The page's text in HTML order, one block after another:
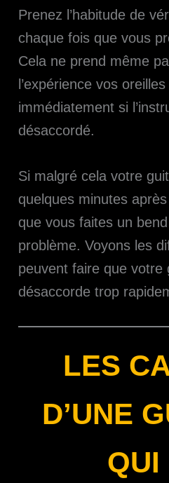
Prenez l’habitude de
chaque fois que vous
Cela ne prend même
l’expérience vos
immédiatement si
désaccordé.
Si malgré cela votre
quelques minutes
que vous faites un bend
problème. Voyons les
peuvent faire que votre
désaccorde trop
LES
D’UNE
QUI